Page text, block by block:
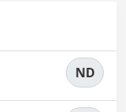
ND